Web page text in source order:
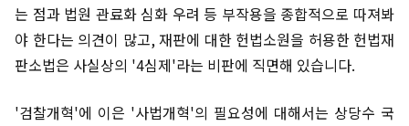
는 점과 법원 관료화 심화 우려 등 부작용을 종합적으로 따져봐
야 한다는 의견이 많고, 재판에 대한 헌법소원을 허용한 헌법재
판소법은 사실상의 '4심제'라는 비판에 직면해 있습니다.
'검찰개혁'에 이은 '사법개혁'의 필요성에 대해서는 상당수 국